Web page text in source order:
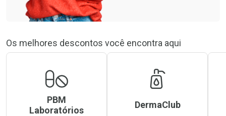
Os melhores descontos você encontra aqui
PBM
Laboratórios
DermaClub